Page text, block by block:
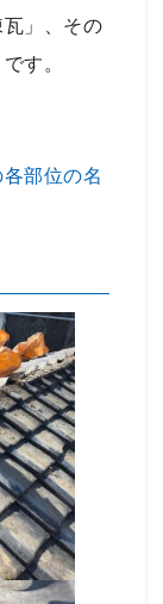
」、その
す。
部位の名